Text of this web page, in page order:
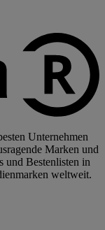
Unternehmen
Marken und
und Bestenlisten in
weltweit.